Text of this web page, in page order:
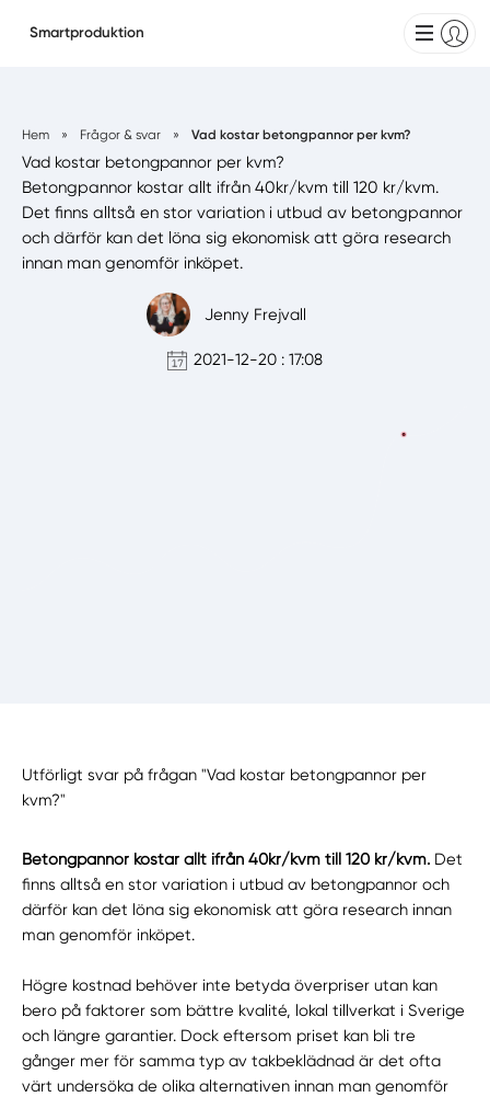
Smartproduktion
Hem » Frågor & svar » Vad kostar betongpannor per kvm?
Vad kostar betongpannor per kvm?
Betongpannor kostar allt ifrån 40kr/kvm till 120 kr/kvm.
Det finns alltså en stor variation i utbud av betongpannor
och därför kan det löna sig ekonomisk att göra research
innan man genomför inköpet.
Jenny Frejvall
2021-12-20 : 17:08
Utförligt svar på frågan "Vad kostar betongpannor per
kvm?"
Betongpannor kostar allt ifrån 40kr/kvm till 120 kr/kvm. Det
finns alltså en stor variation i utbud av betongpannor och
därför kan det löna sig ekonomisk att göra research innan
man genomför inköpet.
Högre kostnad behöver inte betyda överpriser utan kan
bero på faktorer som bättre kvalité, lokal tillverkat i Sverige
och längre garantier. Dock eftersom priset kan bli tre
gånger mer för samma typ av takbeklädnad är det ofta
värt undersöka de olika alternativen innan man genomför